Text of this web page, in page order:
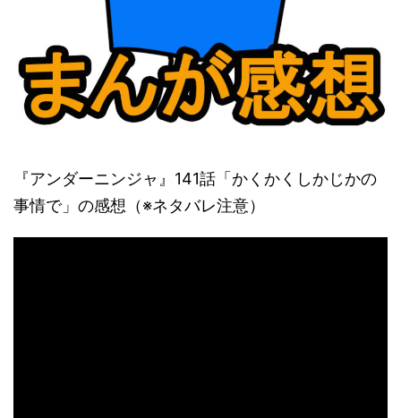
『アンダーニンジャ』141話「かくかくしかじかの
事情で」の感想（※ネタバレ注意）